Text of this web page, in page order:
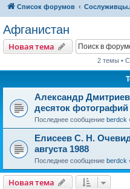
Список форумов
Афганистан
Новая тема
2 темы •
Александр
десяток фотографий
Последнее сообщение berdck
Елисеев С. Н.
августа 1988
Последнее сообщение berdck
Новая тема